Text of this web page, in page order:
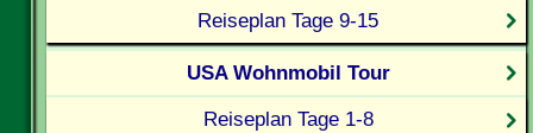
Reiseplan Tage 9-15
USA Wohnmobil Tour
Reiseplan Tage 1-8